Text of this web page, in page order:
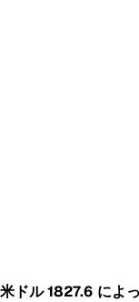
米ドル 1827.6 によ